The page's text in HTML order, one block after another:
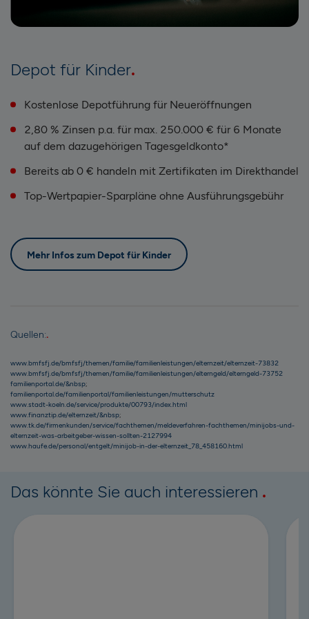
Depot für Kinder
Kostenlose Depotführung für Neueröffnungen
2,80 % Zinsen p.a. für max. 250.000 € für 6 Monate
auf dem dazugehörigen Tagesgeldkonto*
Bereits ab 0 € handeln mit Zertifikaten im Direkthandel
Top-Wertpapier-Sparpläne ohne Ausführungsgebühr
Mehr Infos zum Depot für Kinder
Quellen:
www.bmfsfj.de/bmfsfj/themen/familie/familienleistungen/elternzeit/elternzeit-73832
www.bmfsfj.de/bmfsfj/themen/familie/familienleistungen/elterngeld/elterngeld-73752
familienportal.de/&nbsp;
familienportal.de/familienportal/familienleistungen/mutterschutz
www.stadt-koeln.de/service/produkte/00793/index.html
www.finanztip.de/elternzeit/&nbsp;
www.tk.de/firmenkunden/service/fachthemen/meldeverfahren-fachthemen/minijobs-und-
elternzeit-was-arbeitgeber-wissen-sollten-2127994
www.haufe.de/personal/entgelt/minijob-in-der-elternzeit_78_458160.html
Das könnte Sie auch interessieren